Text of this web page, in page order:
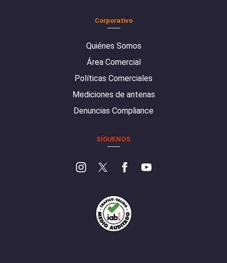
Corporativo
Quiénes Somos
Área Comercial
Políticas Comerciales
Mediciones de antenas
Denuncias Compliance
SÍGUENOS